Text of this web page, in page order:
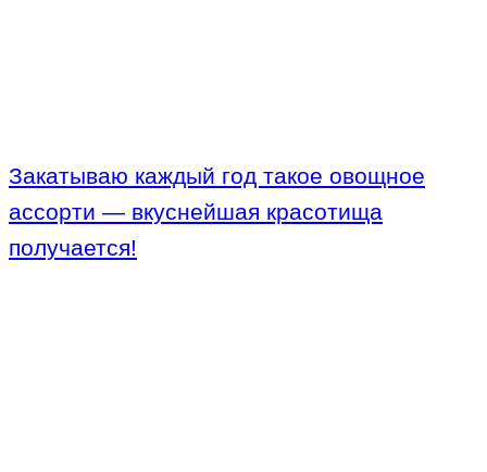
Закатываю каждый год такое овощное
ассорти — вкуснейшая красотища
получается!